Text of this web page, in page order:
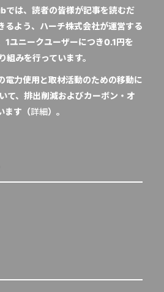
は、読者の皆様が記事を読むだ
るよう、ハーチ株式会社が運営する
1ユニークユーザーにつき0.1円を
みを行っています。
電力使用と取材活動のための移動に
て、排出削減およびカーボン・オ
ます（詳細）。